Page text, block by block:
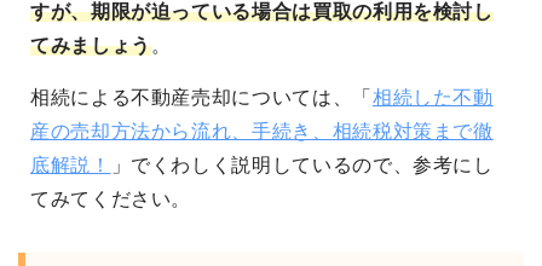
すが、期限が迫っている場合は買取の利用を検討し
てみましょう。
相続による不動産売却については、「 相続した不動
産の売却方法から流れ、手続き、相続税対策まで徹
底解説！
」でくわしく説明しているので、参考にし
てみてください。